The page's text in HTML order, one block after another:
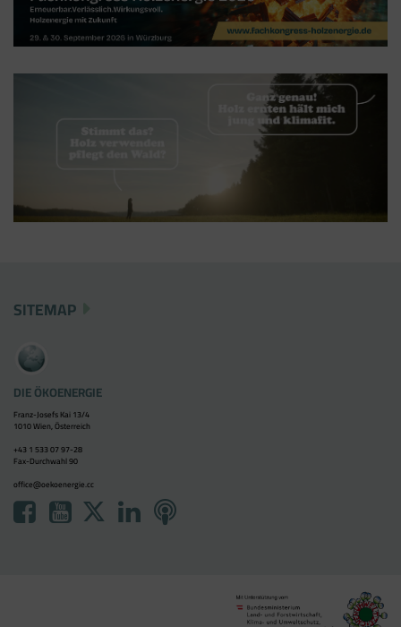
SITEMAP
DIE ÖKOENERGIE
Franz-Josefs Kai 13/4
1010 Wien, Österreich
+43 1 533 07 97-28
Fax-Durchwahl 90
office@oekoenergie.cc